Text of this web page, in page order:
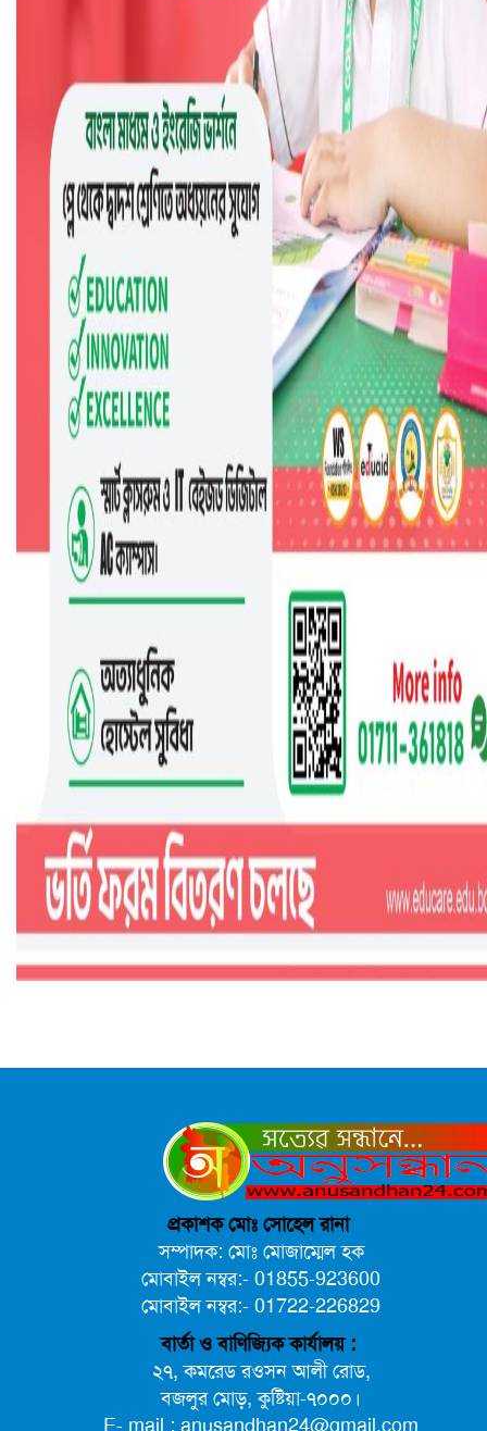
প্রকাশক মোঃ সোহেল রানা
সম্পাদক: মোঃ মোজাম্মেল হক
মোবাইল নম্বর:- 01855-923600
মোবাইল নম্বর:- 01722-226829
বার্তা ও বাণিজ্যিক কার্যালয় :
২৭, কমরেড রওসন আলী রোড,
বজলুর মোড়, কুষ্টিয়া-৭০০০।
E- mail : anusandhan24@gmail.com